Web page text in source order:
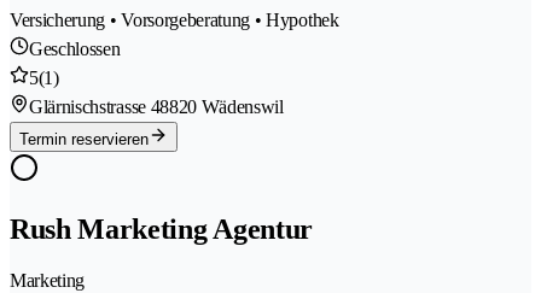
Versicherung • Vorsorgeberatung • Hypothek
Geschlossen
5(1)
Glärnischstrasse 48820 Wädenswil
Termin reservieren
Rush Marketing Agentur
Marketing